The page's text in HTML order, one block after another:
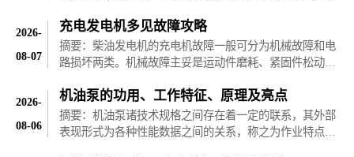
如果功率过大，除了浪费选购成本还会增加维保费用。因
此，我们首先应当确..
2026-
08-07
充电发电机多见故障攻略
摘要：柴油发电机的充电机故障一般可分为机械故障和电
路损坏两类。机械故障主妥是运动件磨耗、紧固件松动
机内部器件及内部电路断路、短路、搭铁或接触不良等，
这些损坏通常可用数字..
2026-
08-06
机油泵的功用、工作特征、原理及亮点
摘要：机油泵诸技术规格之间存在着一定的联系，其外部
表现形式为各种性能数据之间的关系，称之为作业特点，